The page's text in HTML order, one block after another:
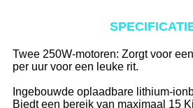
de batterij, plan een route, zet je
Verantwoord rijden:De koper en
zijn verantwoordelijk voor het
van alle staats- en lokale
het gebruik van dit product. Het
Twee 250W-motoren: Zorgt voor
per uur voor een leuke rit.
Ingebouwde oplaadbare lithium-
Biedt een bereik van maximaal 15